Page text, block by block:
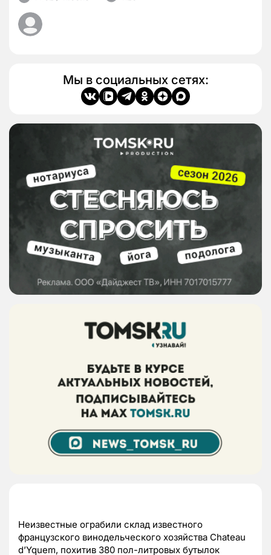
Мы в социальных сетях:
Неизвестные ограбили склад известного
французского винодельческого хозяйства Chateau
d’Yquem, похитив 380 пол-литровых бутылок